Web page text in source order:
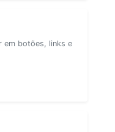
em botões, links e